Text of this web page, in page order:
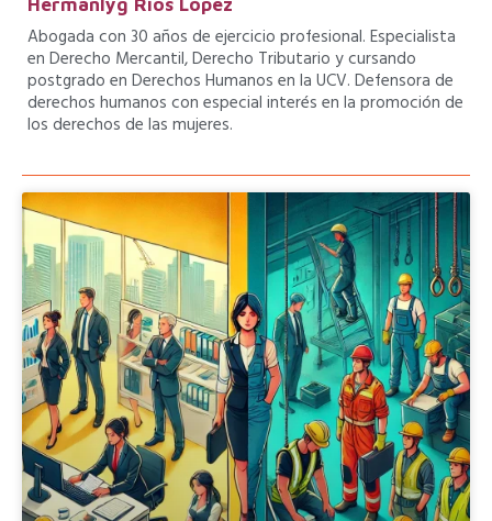
Abogada con 30 años de ejercicio profesional. Especialista
en Derecho Mercantil, Derecho Tributario y cursando
postgrado en Derechos Humanos en la UCV. Defensora de
derechos humanos con especial interés en la promoción de
los derechos de las mujeres.